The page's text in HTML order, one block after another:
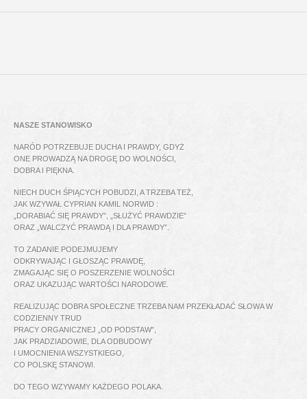
NASZE STANOWISKO
NARÓD POTRZEBUJE DUCHA I PRAWDY, GDYŻ
ONE PROWADZĄ NA DROGĘ DO WOLNOŚCI,
DOBRA I PIĘKNA.
NIECH DUCH ŚPIĄCYCH POBUDZI, A TRZEBA TEŻ,
JAK WZYWAŁ CYPRIAN KAMIL NORWID :
„DORABIAĆ SIĘ PRAWDY”, „SŁUŻYĆ PRAWDZIE”
ORAZ „WALCZYĆ PRAWDĄ I DLA PRAWDY”.
TO ZADANIE PODEJMUJEMY
ODKRYWAJĄC I GŁOSZĄC PRAWDĘ,
ZMAGAJĄC SIĘ O POSZERZENIE WOLNOŚCI
ORAZ UKAZUJĄC WARTOŚCI NARODOWE.
REALIZUJĄC DOBRA SPOŁECZNE TRZEBA NAM PRZEKŁADAĆ SŁOWA W
CODZIENNY TRUD
PRACY ORGANICZNEJ „OD PODSTAW”,
JAK PRADZIADOWIE, DLA ODBUDOWY
I UMOCNIENIA WSZYSTKIEGO,
CO POLSKĘ STANOWI.
DO TEGO WZYWAMY KAŻDEGO POLAKA.